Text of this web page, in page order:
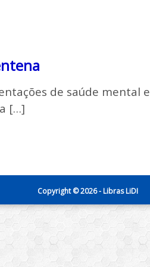
de saúde mental e
[…]
Copyright © 2026 - Libras LiDI